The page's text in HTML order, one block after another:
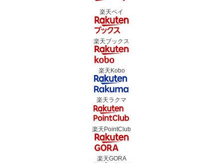
楽天ペイ
楽天ブックス
楽天Kobo
楽天ラクマ
楽天PointClub
楽天GORA